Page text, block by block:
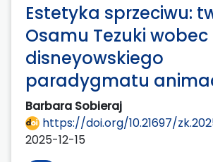
Estetyka sprzeciwu:
Osamu Tezuki wobec
disneyowskiego
paradygmatu
Barbara Sobieraj
https://doi.org/10.21697/
2025-12-15